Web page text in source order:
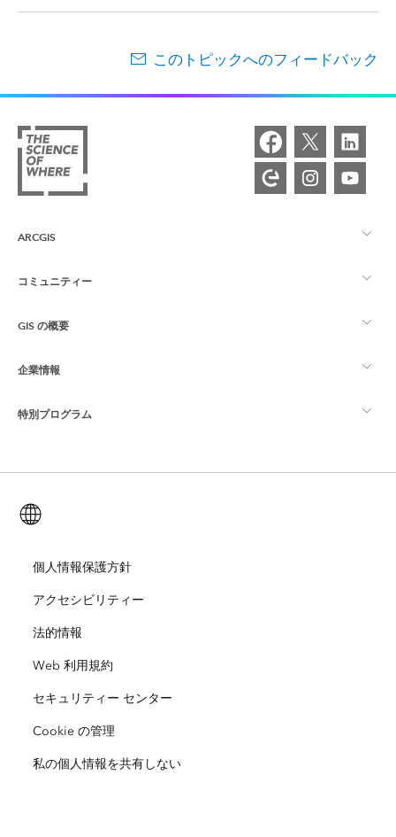
このトピックへのフィードバック
ARCGIS
ArcGIS の概要
マッピング
Esri ストア
コミュニティー
Esri Community
ArcGIS ブログ
Esri Young Professionals Network
イベント
GIS の概要
GIS とは
ロケーション インテリジェンス
トレーニング
ArcUser
ArcNews
Esri Press
GIS 用語集
企業情報
Esri について
採用情報
オープンビジョン
企業行動規範
サイトマップ
特別プログラム
ArcGIS for Student Use
自然保護
教育機関
人種的平等
個人情報保護方針
アクセシビリティー
法的情報
Web 利用規約
セキュリティー センター
Cookie の管理
私の個人情報を共有しない